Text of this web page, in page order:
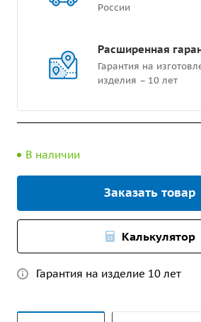
России
Расширенная
Гарантия на
изделия – 10 лет
В наличии
Заказать товар
Калькулятор
Гарантия на изделие 10 лет